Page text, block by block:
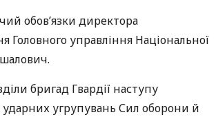
обов’язки директора
Головного управління Національної
бригад Гвардії наступу
ударних угрупувань Сил оборони й